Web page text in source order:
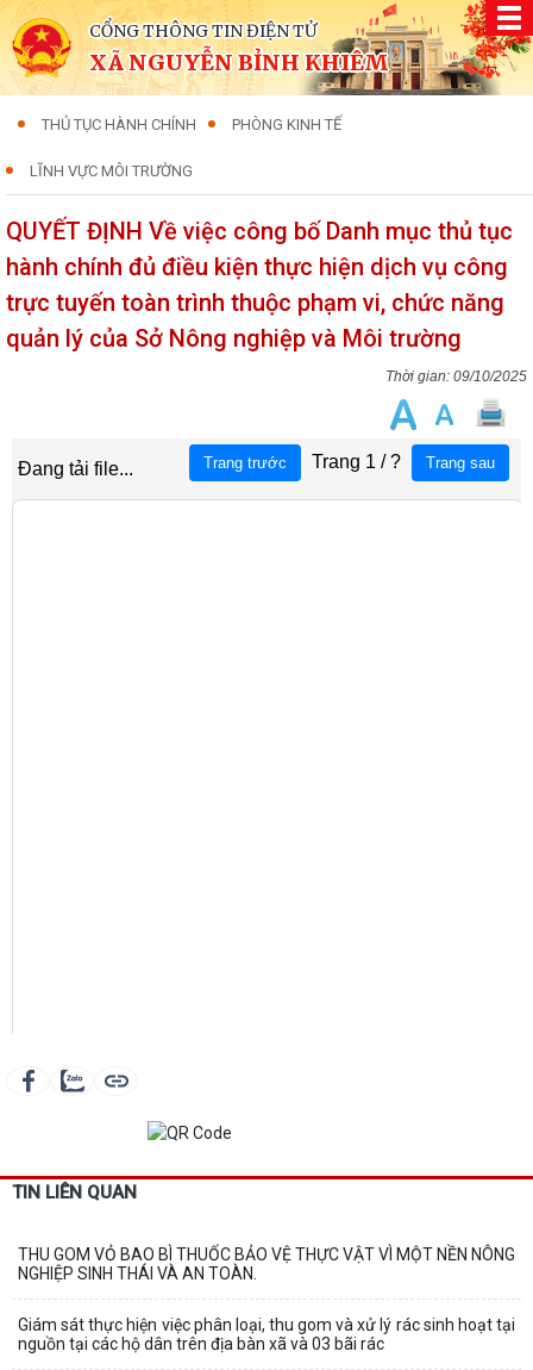
CỔNG THÔNG TIN ĐIỆN TỬ
XÃ NGUYỄN BỈNH KHIÊM
THỦ TỤC HÀNH CHÍNH PHÒNG KINH TẾ
LĨNH VỰC MÔI TRƯỜNG
QUYẾT ĐỊNH Về việc công bố Danh mục thủ tục
hành chính đủ điều kiện thực hiện dịch vụ công
trực tuyến toàn trình thuộc phạm vi, chức năng
quản lý của Sở Nông nghiệp và Môi trường
09/10/2025
TIN LIÊN QUAN
THU GOM VỎ BAO BÌ THUỐC BẢO VỆ THỰC VẬT VÌ MỘT NỀN NÔNG
NGHIỆP SINH THÁI VÀ AN TOÀN.
Giám sát thực hiện việc phân loại, thu gom và xử lý rác sinh hoạt tại
nguồn tại các hộ dân trên địa bàn xã và 03 bãi rác